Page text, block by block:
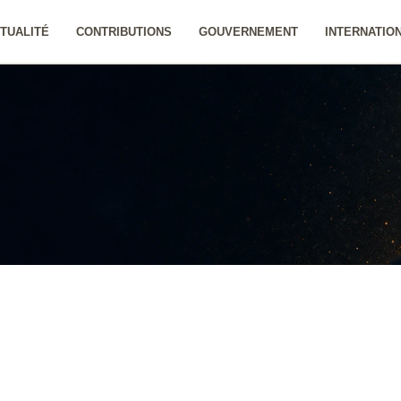
CONTRIBUTIONS GOUVERNEMENT